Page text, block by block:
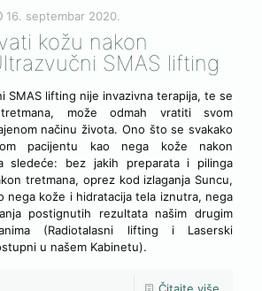
16. septembar 2020.
kožu nakon
SMAS lifting
SMAS lifting nije invazivna terapija, te se
može odmah vratiti svom
načinu života. Ono što se svakako
pacijentu kao nega kože nakon
sledeće: bez jakih preparata i pilinga
tretmana, oprez kod izlaganja Suncu,
nega kože i hidratacija tela iznutra, nega
postignutih rezultata našim drugim
(Radiotalasni lifting i Laserski
u našem Kabinetu).